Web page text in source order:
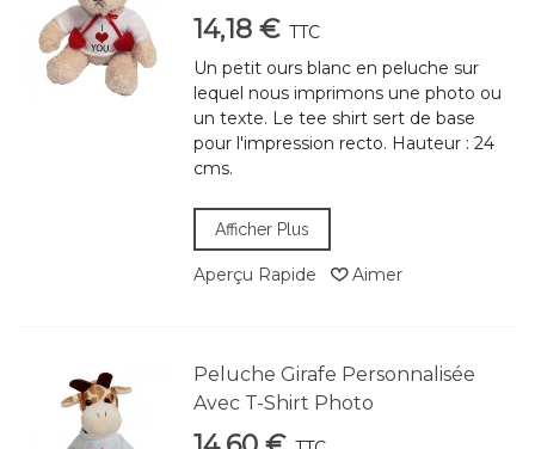
14,18 € TTC
Un petit ours blanc en peluche sur
lequel nous imprimons une photo ou
un texte. Le tee shirt sert de base
pour l'impression recto. Hauteur : 24
cms.
Afficher Plus
Aperçu Rapide Aimer
Peluche Girafe Personnalisée
Avec T-Shirt Photo